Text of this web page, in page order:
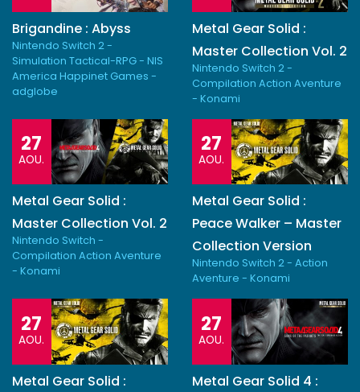
Brigandine : Abyss
Nintendo Switch 2 -
Simulation Tactical-RPG - NIS
America Happinet Games -
adglobe
Metal Gear Solid :
Master Collection Vol. 2
Nintendo Switch 2 -
Compilation Action Aventure
- Konami
27
AOU.
Metal Gear Solid :
Master Collection Vol. 2
Nintendo Switch -
Compilation Action Aventure
- Konami
27
AOU.
Metal Gear Solid :
Peace Walker – Master
Collection Version
Nintendo Switch 2 - Action
Aventure - Konami
27
AOU.
Metal Gear Solid :
27
AOU.
Metal Gear Solid 4 :